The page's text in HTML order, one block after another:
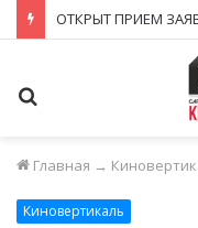
Главная →
Киновертикаль